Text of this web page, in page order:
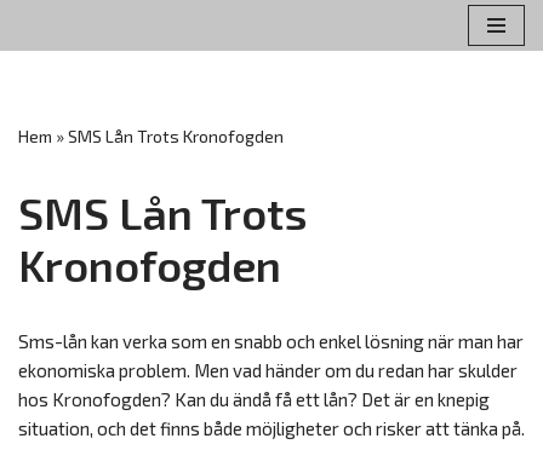
Hem »SMS Lån Trots Kronofogden
SMS Lån Trots
Kronofogden
Sms-lån kan verka som en snabb och enkel lösning när man har
ekonomiska problem. Men vad händer om du redan har skulder
hos Kronofogden? Kan du ändå få ett lån? Det är en knepig
situation, och det finns både möjligheter och risker att tänka på.